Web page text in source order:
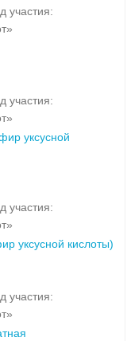
участия:
участия:
уксусной
участия:
уксусной кислоты)
участия: